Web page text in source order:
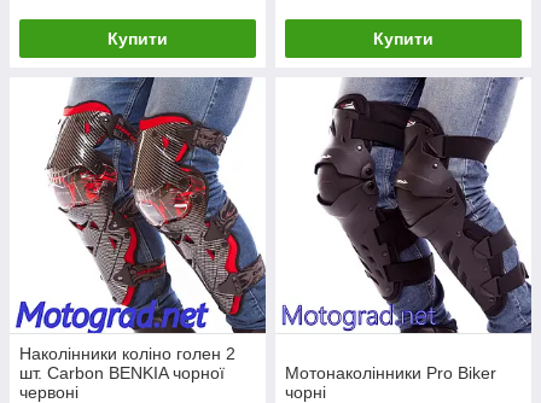
Купити Купити
Наколінники коліно голен 2
шт. Carbon BENKIA чорної
червоні
Мотонаколінники Pro Biker
чорні